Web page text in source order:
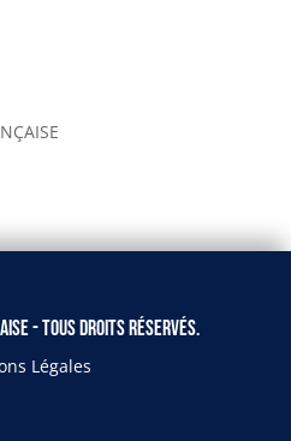
- Tous droits réservés.
Légales